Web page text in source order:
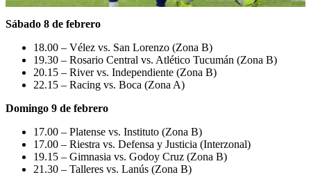
Sábado 8 de febrero
18.00 – Vélez vs. San Lorenzo (Zona B)
19.30 – Rosario Central vs. Atlético Tucumán (Zona B)
20.15 – River vs. Independiente (Zona B)
22.15 – Racing vs. Boca (Zona A)
Domingo 9 de febrero
17.00 – Platense vs. Instituto (Zona B)
17.00 – Riestra vs. Defensa y Justicia (Interzonal)
19.15 – Gimnasia vs. Godoy Cruz (Zona B)
21.30 – Talleres vs. Lanús (Zona B)